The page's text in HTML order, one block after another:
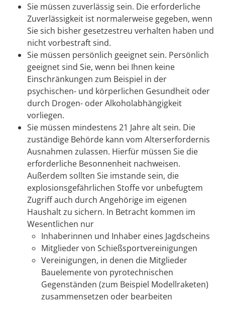
Sie müssen zuverlässig sein. Die erforderliche
Zuverlässigkeit ist normalerweise gegeben, wenn
Sie sich bisher gesetzestreu verhalten haben und
nicht vorbestraft sind.
Sie müssen persönlich geeignet sein. Persönlich
geeignet sind Sie, wenn bei Ihnen keine
Einschränkungen zum Beispiel in der
psychischen- und körperlichen Gesundheit oder
durch Drogen- oder Alkoholabhängigkeit
vorliegen.
Sie müssen mindestens 21 Jahre alt sein. Die
zuständige Behörde kann vom Alterserfordernis
Ausnahmen zulassen. Hierfür müssen Sie die
erforderliche Besonnenheit nachweisen.
Außerdem sollten Sie imstande sein, die
explosionsgefährlichen Stoffe vor unbefugtem
Zugriff auch durch Angehörige im eigenen
Haushalt zu sichern. In Betracht kommen im
Wesentlichen nur
Inhaberinnen und Inhaber eines Jagdscheins
Mitglieder von Schießsportvereinigungen
Vereinigungen, in denen die Mitglieder
Bauelemente von pyrotechnischen
Gegenständen (zum Beispiel Modellraketen)
zusammensetzen oder bearbeiten